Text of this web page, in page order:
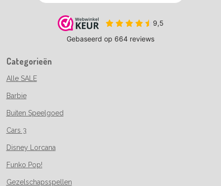
Categorieën
Alle SALE
Barbie
Buiten Speelgoed
Cars 3
Disney Lorcana
Funko Pop!
Gezelschapsspellen